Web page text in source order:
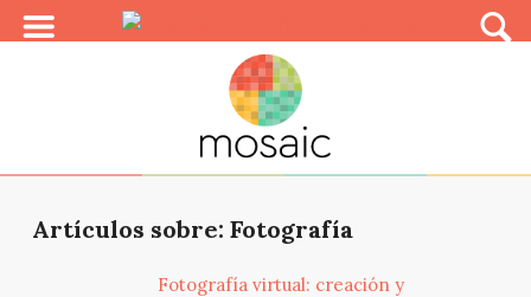
Artículos sobre: Fotografía
Fotografía virtual: creación y